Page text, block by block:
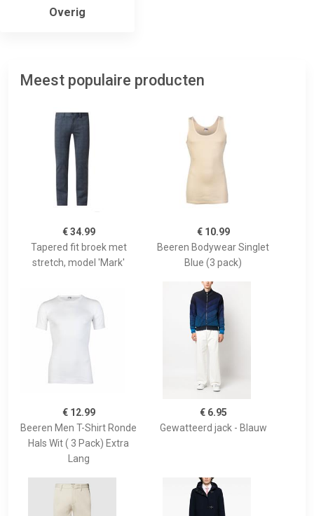
Overig
Meest populaire producten
€ 34.99
Tapered fit broek met
stretch, model 'Mark'
€ 10.99
Beeren Bodywear Singlet
Blue (3 pack)
€ 12.99
Beeren Men T-Shirt Ronde
Hals Wit ( 3 Pack) Extra
Lang
€ 6.95
Gewatteerd jack - Blauw